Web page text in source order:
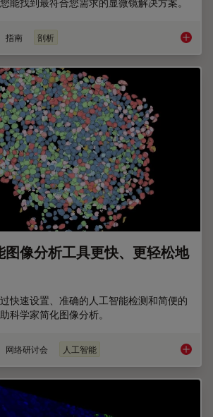
能找到最符合您需求的显微镜解决方案。
指南 剖析 解剖显
图像分析工具更快、更轻松地
快速设置、准确的人工智能检测和简便的
科学家简化图像分析。
网络研讨会 人工智能 利用人